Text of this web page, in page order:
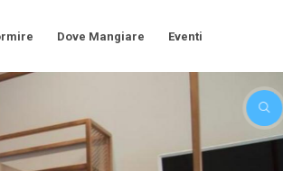
Dove Mangiare Eventi